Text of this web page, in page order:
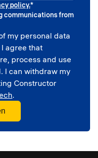
policy.*
communications from
my personal data
agree that
process and use
I can withdraw my
Constructor
.